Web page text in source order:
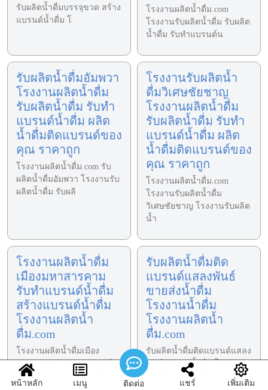
รับผลิตน้ำดื่มบรรจุขวด สร้าง
แบรนด์น้ำดื่ม โ
โรงงานผลิตน้ำดื่ม.com
โรงงานรับผลิตน้ำดื่ม รับผลิต
น้ำดื่ม รับทำแบรนด์น
รับผลิตน้ำดื่มอัมพวา
โรงงานผลิตน้ำดื่ม
รับผลิตน้ำดื่ม รับทำ
แบรนด์น้ำดื่ม ผลิต
น้ำดื่มติดแบรนด์ของ
คุณ ราคาถูก
โรงงานผลิตน้ำดื่ม.com รับ
ผลิตน้ำดื่มอัมพวา โรงงานรับ
ผลิตน้ำดื่ม รับผลิ
โรงงานรับผลิตน้ำ
ดื่มวิเศษชัยชาญ
โรงงานผลิตน้ำดื่ม
รับผลิตน้ำดื่ม รับทำ
แบรนด์น้ำดื่ม ผลิต
น้ำดื่มติดแบรนด์ของ
คุณ ราคาถูก
โรงงานผลิตน้ำดื่ม.com
โรงงานรับผลิตน้ำดื่ม
วิเศษชัยชาญ โรงงานรับผลิต
น้ำ
โรงงานผลิตน้ำดื่ม
เมืองมหาสารคาม
รับทำแบรนด์น้ำดื่ม
สร้างแบรนด์น้ำดื่ม
โรงงานผลิตน้ำ
ดื่ม.com
โรงงานผลิตน้ำดื่มเมือง
มหาสารคาม รับทำแบรนด์
น้ำดื่ม สร้างแบรนด์น้ำดื่ม
รับผลิตน้ำดื่มติด
แบรนด์แสลงพันธ์
ขายส่งน้ำดื่ม
โรงงานน้ำดื่ม
โรงงานผลิตน้ำ
ดื่ม.com
รับผลิตน้ำดื่มติดแบรนด์แสลง
พันธ์ ขายส่งน้ำดื่ม โรงงาน
น้ำดื่ม โรงงานผลิ
หน้าหลัก
เมนู ติดต่อ แชร์ เพิ่มเติม